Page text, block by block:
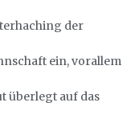
der
ein, vorallem
überlegt auf das